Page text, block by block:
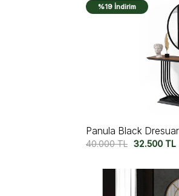
%19 İndirim
Panula Black Dresuar
40.000TL 32.500 TL